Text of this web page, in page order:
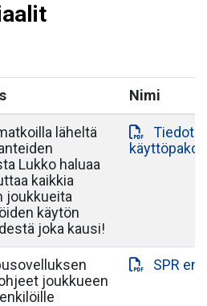
Nimi
läheltä
Lukko haluaa
kaikkia
joukkueita
käytön
joka kausi!
Tiedote
joukkueen
SPR